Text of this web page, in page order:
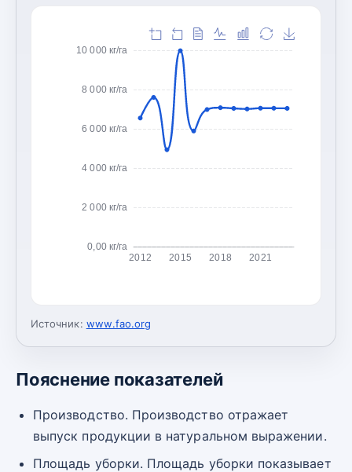
0,00 кг/га
2 000 кг/га
4 000 кг/га
6 000 кг/га
8 000 кг/га
10 000 кг/га
2012 2015 2018 2021
Источник: www.fao.org
Пояснение показателей
Производство. Производство отражает
выпуск продукции в натуральном выражении.
Площадь уборки. Площадь уборки показывает